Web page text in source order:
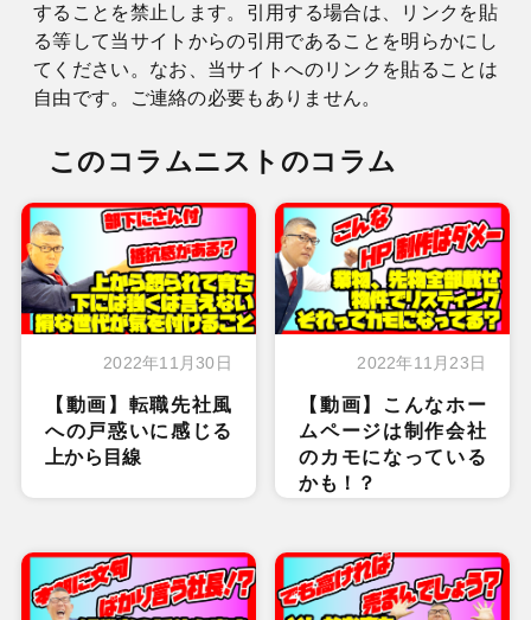
することを禁止します。引用する場合は、リンクを貼
る等して当サイトからの引用であることを明らかにし
てください。なお、当サイトへのリンクを貼ることは
自由です。ご連絡の必要もありません。
このコラムニストのコラム
2022年11月30日
【動画】転職先社風
への戸惑いに感じる
上から目線
2022年11月23日
【動画】こんなホー
ムページは制作会社
のカモになっている
かも！？